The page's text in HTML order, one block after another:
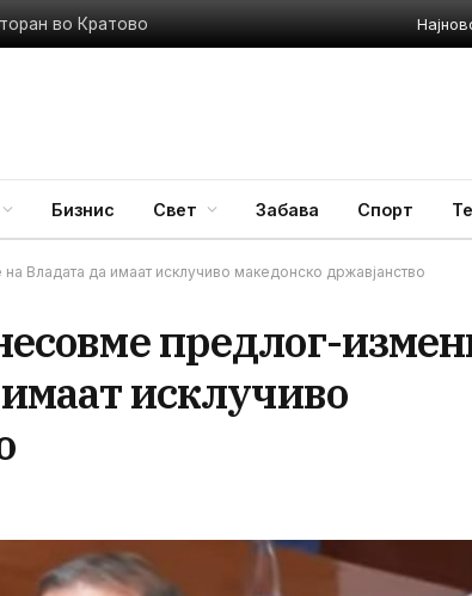
во Кратово
Бизнис Свет Забава Спорт
Владата да имаат исклучиво македонско државјанство
предлог-
исклучиво